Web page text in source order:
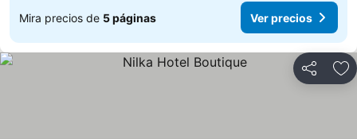
Mira precios de 5 páginas Ver precios
Compartir